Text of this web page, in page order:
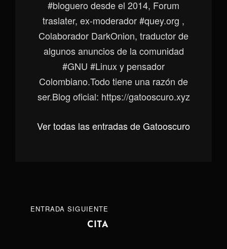
#bloguero desde el 2014, Forum
traslater, ex-moderador #quey.org ,
Colaborador DarkOnion, traductor de
algunos anuncios de la comunidad
#GNU #Linux y pensador
Colombiano.Todo tiene una razón de
ser.Blog oficial: https://gatooscuro.xyz
Ver todas las entradas de Gatooscuro
Navegación
ENTRADA
ENTRADA SIGUIENTE
CITA